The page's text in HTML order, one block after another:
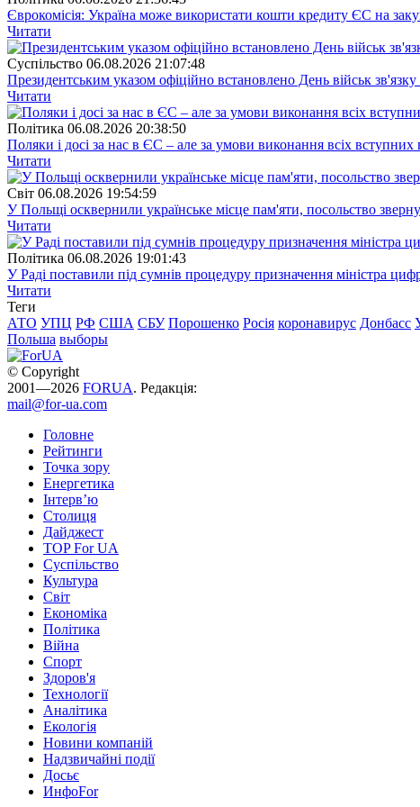
Єврокомісія: Україна може використати кошти кредиту ЄС на
Читати
Суспiльство 06.08.2026 21:07:48
Президентським указом офіційно встановлено День військ
Читати
Полiтика 06.08.2026 20:38:50
Поляки і досі за нас в ЄС – але за умови виконання всіх
Читати
Свiт 06.08.2026 19:54:59
У Польщі осквернили українське місце пам'яти, посольство
Читати
Полiтика 06.08.2026 19:01:43
У Раді поставили під сумнів процедуру призначення міністра
Читати
Теги
АТО УПЦ РФ США СБУ Порошенко Росія коронавирус Донбасс
Польша выборы
© Copyright
2001—2026 FORUA. Редакція:
mail@for-ua.com
Головне
Рейтинги
Точка зору
Енергетика
Інтерв’ю
Столиця
Дайджест
TOP For UA
Суспiльство
Культура
Світ
Економіка
Політика
Війна
Спорт
Здоров'я
Технології
Аналітика
Екологія
Новини компаній
Надзвичайні події
Досьє
ИнфоFor